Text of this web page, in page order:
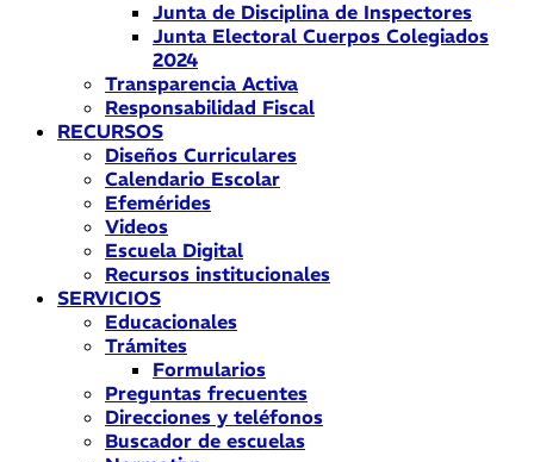
Junta de Disciplina de Inspectores
Junta Electoral Cuerpos Colegiados
2024
Transparencia Activa
Responsabilidad Fiscal
RECURSOS
Diseños Curriculares
Calendario Escolar
Efemérides
Videos
Escuela Digital
Recursos institucionales
SERVICIOS
Educacionales
Trámites
Formularios
Preguntas frecuentes
Direcciones y teléfonos
Buscador de escuelas